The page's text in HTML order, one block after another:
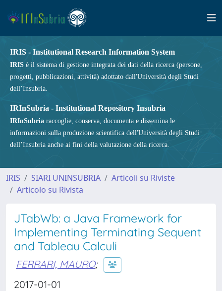
IRIS - Institutional Research Information System
IRIS è il sistema di gestione integrata dei dati della ricerca (persone,
progetti, pubblicazioni, attività) adottato dall'Università degli Studi
dell’Insubria.
IRInSubria - Institutional Repository Insubria
IRInSubria raccoglie, conserva, documenta e dissemina le
informazioni sulla produzione scientifica dell'Università degli Studi
dell’Insubria anche ai fini della valutazione della ricerca.
IRIS SIARI UNINSUBRIA
Articoli su Riviste
Articolo su Rivista
JTabWb: a Java Framework for
Implementing Terminating Sequent
and Tableau Calculi
FERRARI, MAURO;
2017-01-01